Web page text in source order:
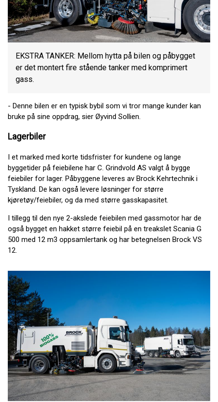
EKSTRA TANKER: Mellom hytta på bilen og påbygget
er det montert fire stående tanker med komprimert
gass.
- Denne bilen er en typisk bybil som vi tror mange kunder kan
bruke på sine oppdrag, sier Øyvind Sollien.
Lagerbiler
I et marked med korte tidsfrister for kundene og lange
byggetider på feiebilene har C. Grindvold AS valgt å bygge
feiebiler for lager. Påbyggene leveres av Brock Kehrtechnik i
Tyskland. De kan også levere løsninger for større
kjøretøy/feiebiler, og da med større gasskapasitet.
I tillegg til den nye 2-akslede feiebilen med gassmotor har de
også bygget en hakket større feiebil på en treakslet Scania G
500 med 12 m3 oppsamlertank og har betegnelsen Brock VS
12.